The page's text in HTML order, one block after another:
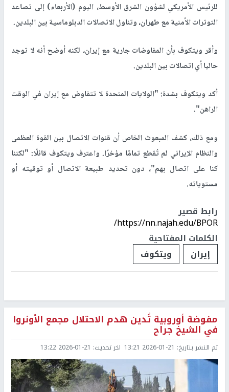
للرئيس الأمريكي لشؤون الشرق الأوسط، اليوم (الأربعاء) إلى تصاعد
التوترات الأمنية مع طهران، وتناول الاتصالات الدبلوماسية بين البلدين.
وأقر ويتكوف بأن المفاوضات جارية مع إيران، لكنه أوضح أنه لا توجد
حاليا أي اتصالات بين البلدين.
أكد ويتكوف بشدة: "الولايات المتحدة لا تتفاوض مع إيران في الوقت
الراهن".
ومع ذلك، كشف المبعوث الخاص أن قنوات الاتصال بين القوة العظمى
والنظام الإيراني لم تُقطع تمامًا مؤخرًا. واعترف ويتكوف قائلًا: "لكننا
كنا على اتصال بهم"، دون تحديد طبيعة الاتصال أو توقيته أو
مستوياته.
رابط قصير
https://nn.najah.edu/BPOR/
الكلمات المفتاحية
إيران
ويتكوف
مفوضة أوروبية تُدين هدم الاحتلال مجمع الأونروا
في الشيخ جراح
تم النشر بتاريخ: 2026-01-21 13:21 اخر تحديث: 2026-01-21 13:22